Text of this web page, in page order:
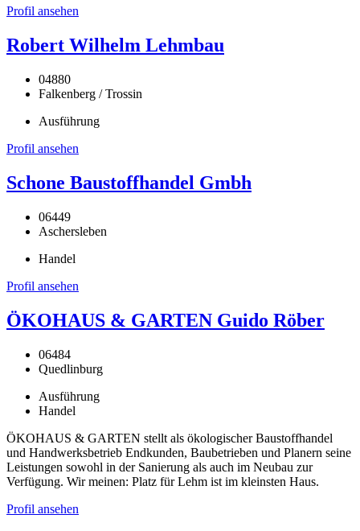
Profil ansehen
Robert Wilhelm Lehmbau
04880
Falkenberg / Trossin
Ausführung
Profil ansehen
Schone Baustoffhandel Gmbh
06449
Aschersleben
Handel
Profil ansehen
ÖKOHAUS & GARTEN Guido Röber
06484
Quedlinburg
Ausführung
Handel
ÖKOHAUS & GARTEN stellt als ökologischer Baustoffhandel
und Handwerksbetrieb Endkunden, Baubetrieben und Planern seine
Leistungen sowohl in der Sanierung als auch im Neubau zur
Verfügung. Wir meinen: Platz für Lehm ist im kleinsten Haus.
Profil ansehen